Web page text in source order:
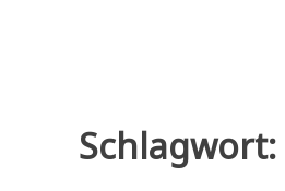
Schlagwort: